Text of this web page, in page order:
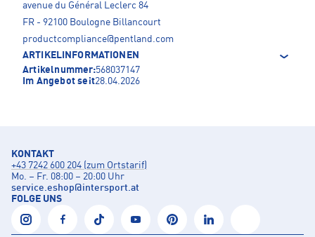
avenue du Général Leclerc 84
FR - 92100 Boulogne Billancourt
productcompliance@pentland.com
ARTIKELINFORMATIONEN
Artikelnummer:568037147
Im Angebot seit28.04.2026
KONTAKT
+43 7242 600 204 (zum Ortstarif)
Mo. – Fr. 08:00 – 20:00 Uhr
service.eshop@intersport.at
FOLGE UNS